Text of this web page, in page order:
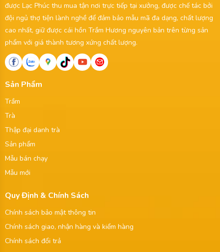
được Lạc Phúc thu mua tận nơi trực tiếp tại xưởng, được chế tác bởi
đội ngủ thợ tiện lành nghề để đảm bảo mẫu mã đa dạng, chất lượng
cao nhất, giữ được cái hồn Trầm Hương nguyên bản trên từng sản
phẩm với giá thành tương xứng chất lượng.
Sản Phẩm
Trầm
Trà
Thập đại danh trà
Sản phẩm
Mẫu bán chạy
Mẫu mới
Quy Định & Chính Sách
Chính sách bảo mật thông tin
Chính sách giao, nhận hàng và kiểm hàng
Chính sách đổi trả